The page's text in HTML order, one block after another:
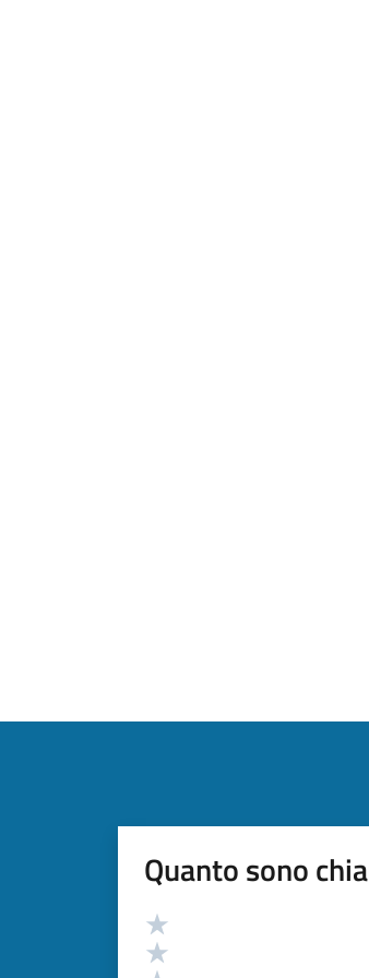
Quanto sono
Valutazione